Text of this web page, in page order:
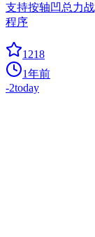
支持按轴凹总力
程序
1218
1年前
-2today